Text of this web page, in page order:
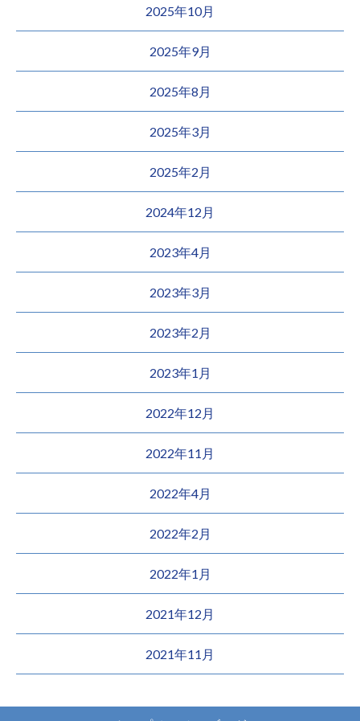
2025年10月
2025年9月
2025年8月
2025年3月
2025年2月
2024年12月
2023年4月
2023年3月
2023年2月
2023年1月
2022年12月
2022年11月
2022年4月
2022年2月
2022年1月
2021年12月
2021年11月